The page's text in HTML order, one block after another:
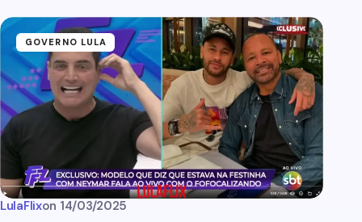
GOVERNO LULA
LulaFlixon 14/03/2025